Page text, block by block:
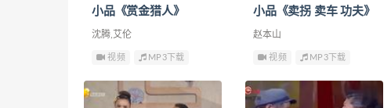
小品《赏金猎人》
沈腾,艾伦
视频 MP3下载
小品《卖拐 卖车 功夫》
赵本山
视频 MP3下载